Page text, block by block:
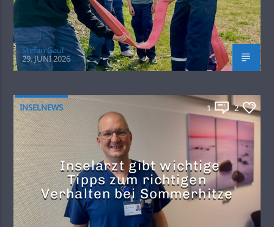
Stefan Gaul
29. JUNI 2026
INSELNEWS 1 2
Inselarzt gibt wichtige
Tipps zum richtigen
Verhalten bei Sommerhitze